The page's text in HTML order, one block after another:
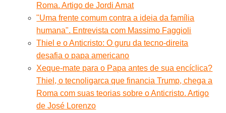
Roma. Artigo de Jordi Amat
"Uma frente comum contra a ideia da família
humana". Entrevista com Massimo Faggioli
Thiel e o Anticristo: O guru da tecno-direita
desafia o papa americano
Xeque-mate para o Papa antes de sua encíclica?
Thiel, o tecnoligarca que financia Trump, chega a
Roma com suas teorias sobre o Anticristo. Artigo
de José Lorenzo